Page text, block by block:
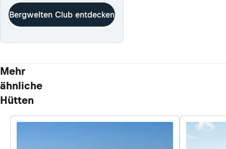
Bergwelten Club entdecken
Mehr
ähnliche
Hütten